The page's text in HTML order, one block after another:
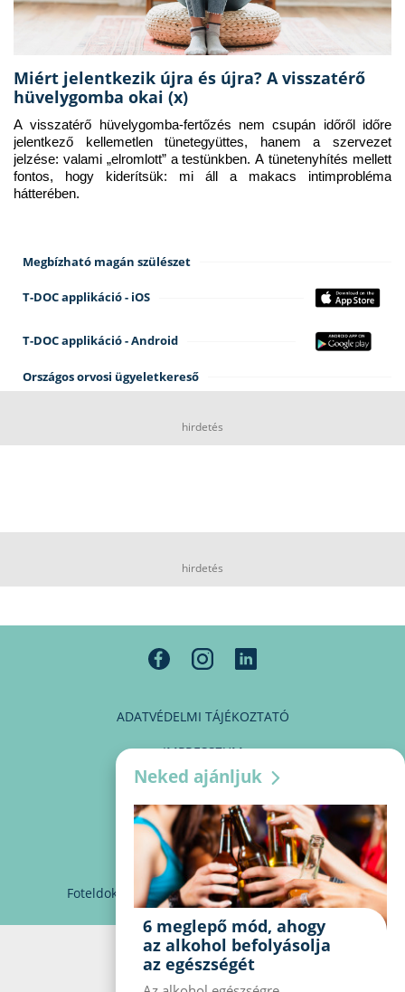
Miért jelentkezik újra és újra? A visszatérő
hüvelygomba okai (x)
A visszatérő hüvelygomba-fertőzés nem csupán időről időre
jelentkező kellemetlen tünetegyüttes, hanem a szervezet
jelzése: valami „elromlott” a testünkben. A tünetenyhítés mellett
fontos, hogy kiderítsük: mi áll a makacs intimprobléma
hátterében.
Megbízható magán szülészet
T-DOC applikáció - iOS
T-DOC applikáció - Android
Országos orvosi ügyeletkereső
hirdetés
hirdetés
ADATVÉDELMI TÁJÉKOZTATÓ
IMPRESSZUM
MÉDIAAJÁNLAT
PARTNEREINK
KAPCSOLAT
Foteldoki info@foteldoki.hu Süti beállítások
Neked ajánljuk
6 meglepő mód, ahogy
az alkohol befolyásolja
az egészségét